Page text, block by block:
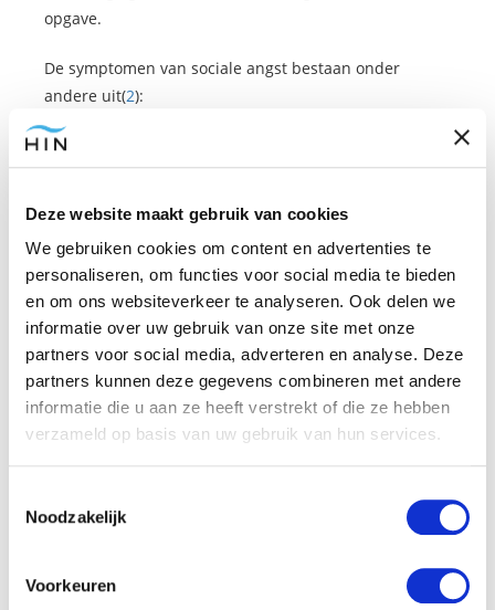
Deze website maakt gebruik van cookies
We gebruiken cookies om content en advertenties te
personaliseren, om functies voor social media te bieden
en om ons websiteverkeer te analyseren. Ook delen we
informatie over uw gebruik van onze site met onze
partners voor social media, adverteren en analyse. Deze
partners kunnen deze gegevens combineren met andere
informatie die u aan ze heeft verstrekt of die ze hebben
verzameld op basis van uw gebruik van hun services.
Noodzakelijk
Voorkeuren
opgave.
De symptomen van sociale angst bestaan onder
andere uit(2):
Angst om veroordeeld te worden.
Mensen vermijden zodat je angst niet zichtbaar
wordt.
Situaties vermijden waarin alle aandacht op jou
is gericht.
Het ergste verwachten als consequentie van een
negatieve gebeurtenis.
hypnose.